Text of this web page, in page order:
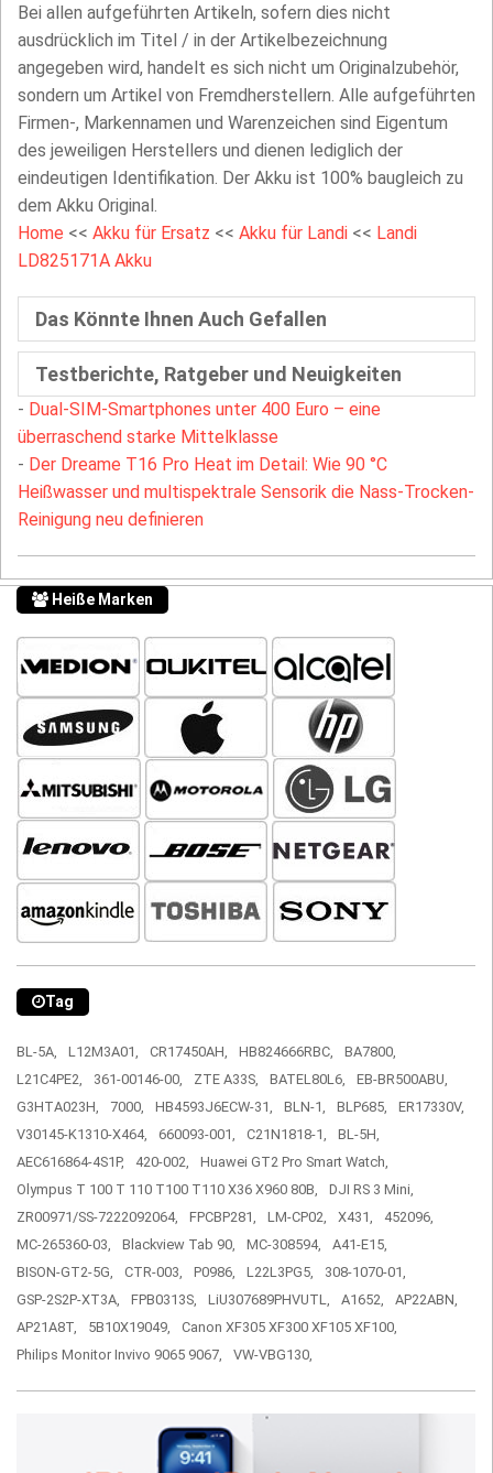
Bei allen aufgeführten Artikeln, sofern dies nicht
ausdrücklich im Titel / in der Artikelbezeichnung
angegeben wird, handelt es sich nicht um Originalzubehör,
sondern um Artikel von Fremdherstellern. Alle aufgeführten
Firmen-, Markennamen und Warenzeichen sind Eigentum
des jeweiligen Herstellers und dienen lediglich der
eindeutigen Identifikation. Der Akku ist 100% baugleich zu
dem Akku Original.
Home << Akku für Ersatz << Akku für Landi << Landi
LD825171A Akku
Das Könnte Ihnen Auch Gefallen
Testberichte, Ratgeber und Neuigkeiten
- Dual-SIM-Smartphones unter 400 Euro – eine
überraschend starke Mittelklasse
- Der Dreame T16 Pro Heat im Detail: Wie 90 °C
Heißwasser und multispektrale Sensorik die Nass-Trocken-
Reinigung neu definieren
Heiße Marken
Tag
BL-5A, L12M3A01, CR17450AH, HB824666RBC,
BA7800,
L21C4PE2,
361-00146-00, ZTE A33S, BATEL80L6,
EB-BR500ABU,
G3HTA023H,
7000, HB4593J6ECW-31, BLN-1, BLP685,
ER17330V,
V30145-K1310-X464,
660093-001, C21N1818-1,
BL-5H,
AEC616864-4S1P,
420-002,
Huawei GT2 Pro Smart Watch,
Olympus T 100 T 110 T100 T110 X36 X960 80B,
DJI RS 3 Mini,
ZR00971/SS-7222092064,
FPCBP281, LM-CP02, X431,
452096,
MC-265360-03,
Blackview Tab 90, MC-308594,
A41-E15,
BISON-GT2-5G,
CTR-003, P0986, L22L3PG5,
308-1070-01,
GSP-2S2P-XT3A,
FPB0313S, LiU307689PHVUTL, A1652,
AP22ABN,
AP21A8T,
5B10X19049,
Canon XF305 XF300 XF105 XF100,
Philips Monitor Invivo 9065 9067,
VW-VBG130,